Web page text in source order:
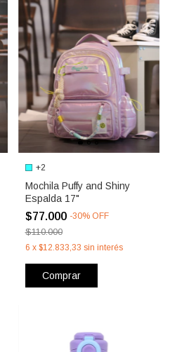
+2
Mochila Puffy and Shiny
Espalda 17"
$77.000 -30% OFF
$110.000
6 x $12.833,33 sin interés
Comprar